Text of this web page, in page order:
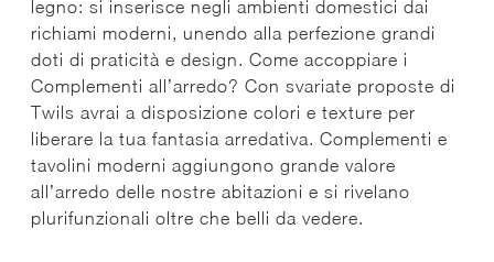
legno: si inserisce negli ambienti domestici dai
richiami moderni, unendo alla perfezione grandi
doti di praticità e design. Come accoppiare i
Complementi all’arredo? Con svariate proposte di
Twils avrai a disposizione colori e texture per
liberare la tua fantasia arredativa. Complementi e
tavolini moderni aggiungono grande valore
all’arredo delle nostre abitazioni e si rivelano
plurifunzionali oltre che belli da vedere.